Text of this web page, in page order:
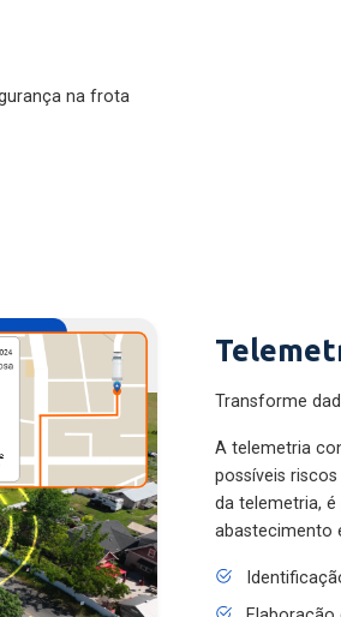
na frota
Transforme
A telemetria
possíveis
da telemetria,
Elaboração